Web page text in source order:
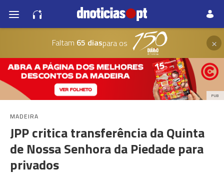
Faltam 65 diaspara os ×
PUB
MADEIRA
JPP critica transferência da Quinta
de Nossa Senhora da Piedade para
privados